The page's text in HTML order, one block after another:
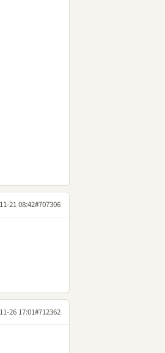
21 08:42#707306
26 17:01#712362